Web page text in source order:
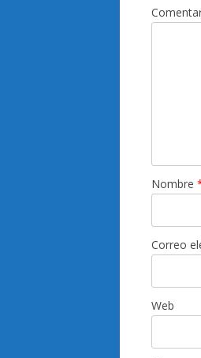
Nombre
Correo
Web